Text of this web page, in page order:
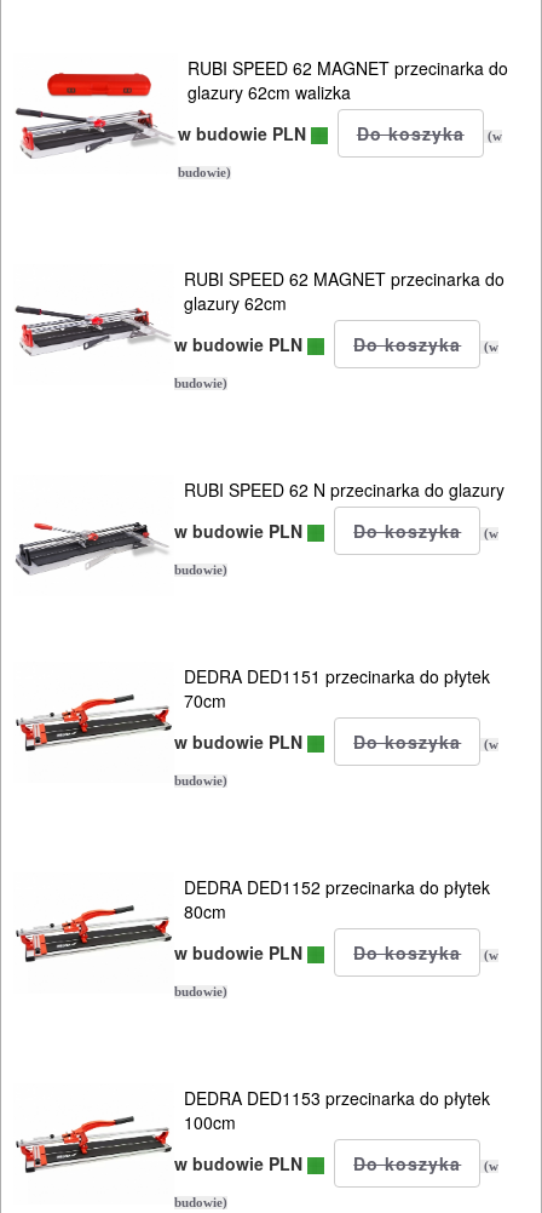
ELEKTRONARZĘDZIA
SIECIOWE
ELEKTRONARZĘDZIA
AKUMULATOROWE
AKCESORIA
DO
ELEKTRONARZĘDZI
TRANSPORTOWANIE
POMIAROWE
RUBI SPEED 62 MAGNET przecinarka do
glazury 62cm walizka
w budowie PLN
(w
budowie)
RUBI SPEED 62 MAGNET przecinarka do
glazury 62cm
w budowie PLN
(w
budowie)
RUBI SPEED 62 N przecinarka do glazury
w budowie PLN
(w
budowie)
DEDRA DED1151 przecinarka do płytek
70cm
w budowie PLN
(w
budowie)
DEDRA DED1152 przecinarka do płytek
80cm
w budowie PLN
(w
budowie)
DEDRA DED1153 przecinarka do płytek
100cm
w budowie PLN
(w
budowie)